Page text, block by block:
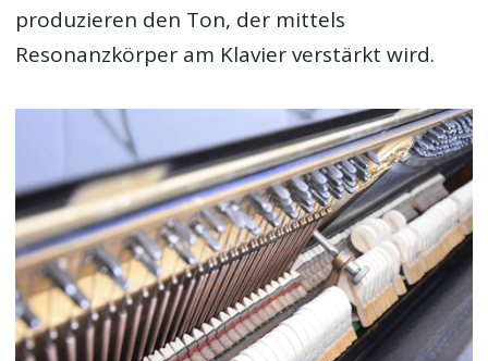
produzieren den Ton, der mittels
Resonanzkörper am Klavier verstärkt wird.